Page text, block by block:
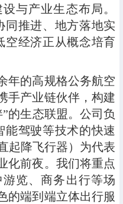
与产业生态布局。
同推进、地方落地实
空经济正从概念培育
年的高规格公务航空
手产业链伙伴，构建
的生态联盟。公司负
能驾驶等技术的快速
起降飞行器）为代表
化前夜。我们将重点
览、商务出行等场
的端到端立体出行服